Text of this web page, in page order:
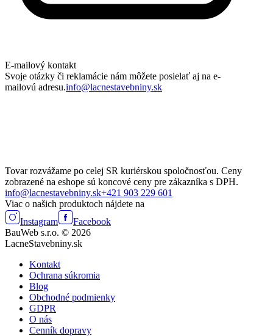
E-mailový kontakt
Svoje otázky či reklamácie nám môžete posielať aj na e-
mailovú adresu.info@lacnestavebniny.sk
Tovar rozvážame po celej SR kuriérskou spoločnosťou. Ceny
zobrazené na eshope sú koncové ceny pre zákazníka s DPH.
info@lacnestavebniny.sk+421 903 229 601
Viac o našich produktoch nájdete na
Instagram
Facebook
BauWeb s.r.o. © 2026
LacneStavebniny.sk
Kontakt
Ochrana súkromia
Blog
Obchodné podmienky
GDPR
O nás
Cenník dopravy